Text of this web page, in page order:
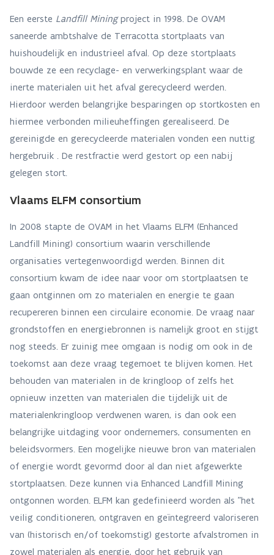
Een eerste Landfill Miningproject in 1998. De OVAM
saneerde ambtshalve de Terracotta stortplaats van
huishoudelijk en industrieel afval. Op deze stortplaats
bouwde ze een recyclage- en verwerkingsplant waar de
inerte materialen uit het afval gerecycleerd werden.
Hierdoor werden belangrijke besparingen op stortkosten en
hiermee verbonden milieuheffingen gerealiseerd. De
gereinigde en gerecycleerde materialen vonden een nuttig
hergebruik . De restfractie werd gestort op een nabij
gelegen stort.
Vlaams ELFM consortium
In 2008 stapte de OVAM in het Vlaams ELFM (Enhanced
Landfill Mining) consortium waarin verschillende
organisaties vertegenwoordigd werden. Binnen dit
consortium kwam de idee naar voor om stortplaatsen te
gaan ontginnen om zo materialen en energie te gaan
recupereren binnen een circulaire economie. De vraag naar
grondstoffen en energiebronnen is namelijk groot en stijgt
nog steeds. Er zuinig mee omgaan is nodig om ook in de
toekomst aan deze vraag tegemoet te blijven komen. Het
behouden van materialen in de kringloop of zelfs het
opnieuw inzetten van materialen die tijdelijk uit de
materialenkringloop verdwenen waren, is dan ook een
belangrijke uitdaging voor ondernemers, consumenten en
beleidsvormers. Een mogelijke nieuwe bron van materialen
of energie wordt gevormd door al dan niet afgewerkte
stortplaatsen. Deze kunnen via Enhanced Landfill Mining
ontgonnen worden. ELFM kan gedefinieerd worden als "het
veilig conditioneren, ontgraven en geïntegreerd valoriseren
van (historisch en/of toekomstig) gestorte afvalstromen in
zowel materialen als energie, door het gebruik van